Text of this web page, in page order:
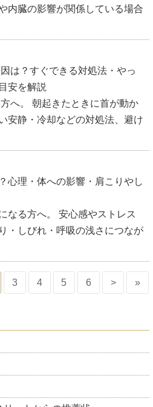
内臓の影響が関係している場合
は？すぐできる対処法・やっ
安を解説
へ。 朝起きたときに首が動か
安静・冷却などの対処法、避け
心理・体への影響・肩こりやし
なる方へ。 安心感やストレス
・しびれ・呼吸の浅さにつなが
3 4 5 6 > »